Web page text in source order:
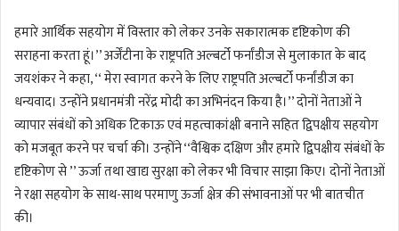
हमारे आर्थिक सहयोग में विस्तार को लेकर उनके सकारात्मक दृष्टिकोण की
सराहना करता हूं।’’ अर्जेंटीना के राष्ट्रपति अल्बर्टो फर्नांडीज से मुलाकात के बाद
जयशंकर ने कहा, ‘‘ मेरा स्वागत करने के लिए राष्ट्रपति अल्बर्टो फर्नांडीज का
धन्यवाद। उन्होंने प्रधानमंत्री नरेंद्र मोदी का अभिनंदन किया है।’’ दोनों नेताओं ने
व्यापार संबंधों को अधिक टिकाऊ एवं महत्वाकांक्षी बनाने सहित द्विपक्षीय सहयोग
को मजबूत करने पर चर्चा की। उन्होंने ‘‘वैश्विक दक्षिण और हमारे द्विपक्षीय संबंधों के
दृष्टिकोण से ’’ ऊर्जा तथा खाद्य सुरक्षा को लेकर भी विचार साझा किए। दोनों नेताओं
ने रक्षा सहयोग के साथ-साथ परमाणु ऊर्जा क्षेत्र की संभावनाओं पर भी बातचीत
की।